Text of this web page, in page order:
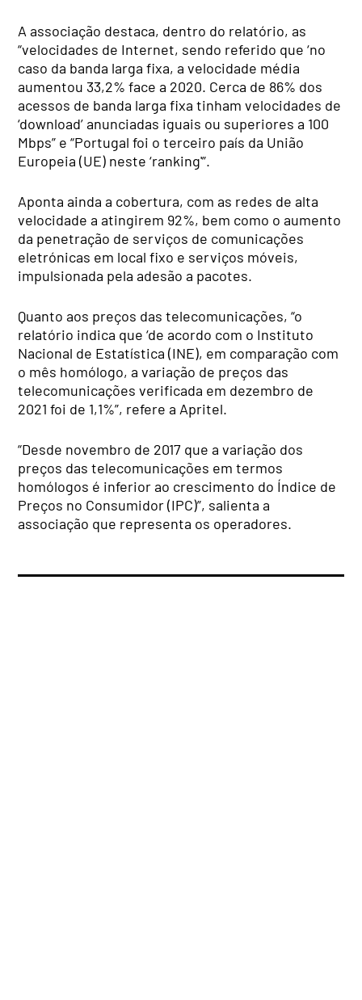
A associação destaca, dentro do relatório, as
“velocidades de Internet, sendo referido que ‘no
caso da banda larga fixa, a velocidade média
aumentou 33,2% face a 2020. Cerca de 86% dos
acessos de banda larga fixa tinham velocidades de
‘download’ anunciadas iguais ou superiores a 100
Mbps” e “Portugal foi o terceiro país da União
Europeia (UE) neste ‘ranking'”.
Aponta ainda a cobertura, com as redes de alta
velocidade a atingirem 92%, bem como o aumento
da penetração de serviços de comunicações
eletrónicas em local fixo e serviços móveis,
impulsionada pela adesão a pacotes.
Quanto aos preços das telecomunicações, “o
relatório indica que ‘de acordo com o Instituto
Nacional de Estatística (INE), em comparação com
o mês homólogo, a variação de preços das
telecomunicações verificada em dezembro de
2021 foi de 1,1%”, refere a Apritel.
“Desde novembro de 2017 que a variação dos
preços das telecomunicações em termos
homólogos é inferior ao crescimento do Índice de
Preços no Consumidor (IPC)”, salienta a
associação que representa os operadores.